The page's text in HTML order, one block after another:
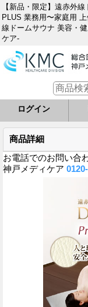
【新品・限定】遠赤外
PLUS 業務用〜家庭用
線ドームサウナ 美容・
ケア-
ログイン
商品詳細
お電話でのお問い合
神戸メディケア